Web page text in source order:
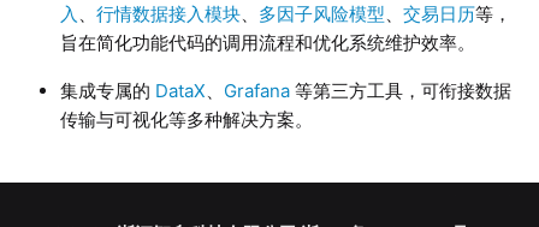
入 、 行情数据接入模块、 多因子风险模型、 交易日历等，
旨在简化功能代码的调用流程和优化系统维护效率。
集成专属的 DataX、 Grafana等第三方工具，可衔接数据
传输与可视化等多种解决方案。